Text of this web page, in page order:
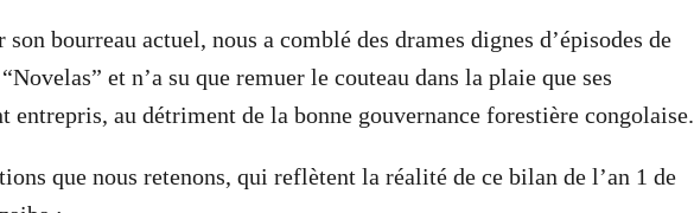
bourreau actuel, nous a comblé des drames dignes d’épisodes de
et n’a su que remuer le couteau dans la plaie que ses
entrepris, au détriment de la bonne gouvernance forestière congolaise.
que nous retenons, qui reflètent la réalité de ce bilan de l’an 1 de